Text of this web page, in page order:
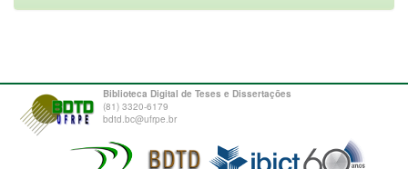
Biblioteca Digital de Teses e Dissertações
(81) 3320-6179
bdtd.bc@ufrpe.br